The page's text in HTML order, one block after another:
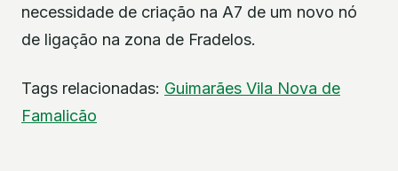
necessidade de criação na A7 de um novo nó
de ligação na zona de Fradelos.
Tags relacionadas: Guimarães Vila Nova de
Famalicão